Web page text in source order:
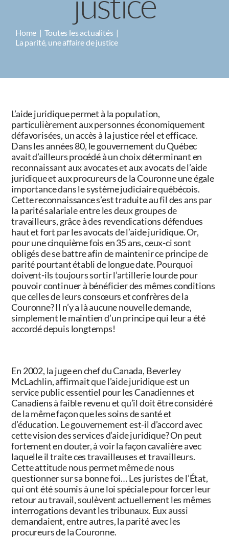
Home
Toutes les actualités
La parité, une affaire de justice
L’aide juridique permet à la population,
particulièrement aux personnes économiquement
défavorisées, un accès à la justice réel et efficace.
Dans les années 80, le gouvernement du Québec
avait d’ailleurs procédé à un choix déterminant en
reconnaissant aux avocates et aux avocats de l’aide
juridique et aux procureurs de la Couronne une égale
importance dans le système judiciaire québécois.
Cette reconnaissance s’est traduite au fil des ans par
la parité salariale entre les deux groupes de
travailleurs, grâce à des revendications défendues
haut et fort par les avocats de l’aide juridique. Or,
pour une cinquième fois en 35 ans, ceux-ci sont
obligés de se battre afin de maintenir ce principe de
parité pourtant établi de longue date. Pourquoi
doivent-ils toujours sortir l’artillerie lourde pour
pouvoir continuer à bénéficier des mêmes conditions
que celles de leurs consœurs et confrères de la
Couronne? Il n’y a là aucune nouvelle demande,
simplement le maintien d’un principe qui leur a été
accordé depuis longtemps!
En 2002, la juge en chef du Canada, Beverley
McLachlin, affirmait que l’aide juridique est un
service public essentiel pour les Canadiennes et
Canadiens à faible revenu et qu’il doit être considéré
de la même façon que les soins de santé et
d’éducation. Le gouvernement est-il d’accord avec
cette vision des services d’aide juridique? On peut
fortement en douter, à voir la façon cavalière avec
laquelle il traite ces travailleuses et travailleurs.
Cette attitude nous permet même de nous
questionner sur sa bonne foi… Les juristes de l’État,
qui ont été soumis à une loi spéciale pour forcer leur
retour au travail, soulèvent actuellement les mêmes
interrogations devant les tribunaux. Eux aussi
demandaient, entre autres, la parité avec les
procureurs de la Couronne.